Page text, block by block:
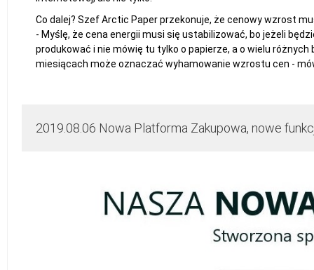
Co dalej? Szef Arctic Paper przekonuje, że cenowy wzrost
- Myślę, że cena energii musi się ustabilizować, bo jeżeli
produkować i nie mówię tu tylko o papierze, a o wielu
miesiącach może oznaczać wyhamowanie wzrostu cen -
2019.08.06 Nowa Platforma Zakupowa, nowe